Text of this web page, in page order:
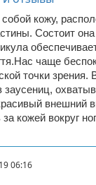
кожу,
Состоит
чаще
точки зрения.
заусениц,
внешний
кожей вокруг
06:16